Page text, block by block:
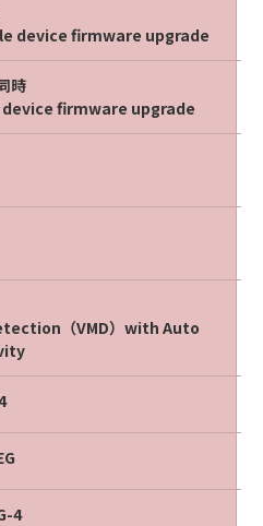
device firmware upgrade
時
device firmware upgrade
（VMD）with Auto
4